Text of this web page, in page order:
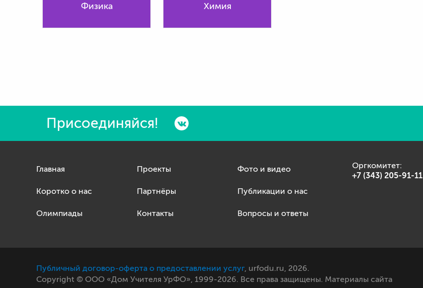
Физика Химия
Присоединяйся!
Главная
Коротко о нас
Олимпиады
Проекты
Партнёры
Контакты
Фото и видео
Публикации о нас
Вопросы и ответы
Оргкомитет:
+7 (343) 205-91-11
Публичный договор-оферта о предоставлении услуг, urfodu.ru, 2026.
Copyright © ООО «Дом Учителя УрФО», 1999-2026. Все права защищены. Материалы сайта